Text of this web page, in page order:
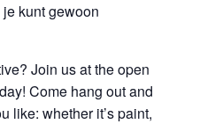
kunt gewoon
Join us at the open
Come hang out and
like: whether it’s paint,